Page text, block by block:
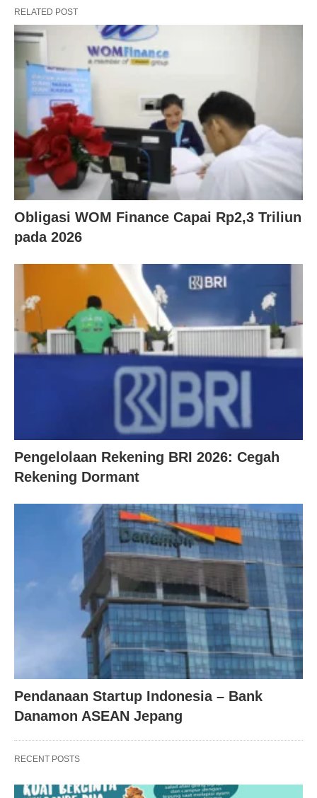
RELATED POST
Obligasi WOM Finance Capai Rp2,3 Triliun
pada 2026
Pengelolaan Rekening BRI 2026: Cegah
Rekening Dormant
Pendanaan Startup Indonesia – Bank
Danamon ASEAN Jepang
RECENT POSTS